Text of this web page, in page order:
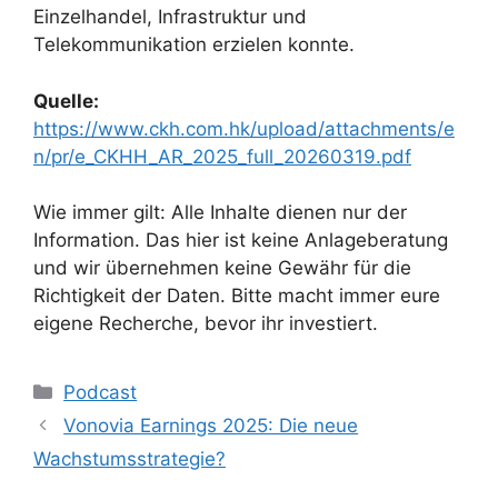
Einzelhandel, Infrastruktur und
Telekommunikation erzielen konnte.
Quelle:
https://www.ckh.com.hk/upload/attachments/e
n/pr/e_CKHH_AR_2025_full_20260319.pdf
Wie immer gilt: Alle Inhalte dienen nur der
Information. Das hier ist keine Anlageberatung
und wir übernehmen keine Gewähr für die
Richtigkeit der Daten. Bitte macht immer eure
eigene Recherche, bevor ihr investiert.
Kategorien
Podcast
Vonovia Earnings 2025: Die neue
Wachstumsstrategie?